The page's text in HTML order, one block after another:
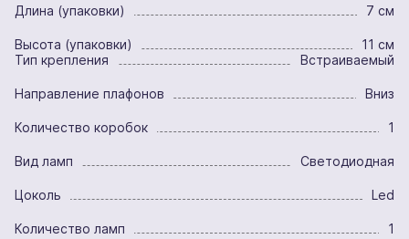
Длина (упаковки) 7 см
Высота (упаковки)
11 см
Тип крепления
Встраиваемый
Направление плафонов Вниз
Количество коробок 1
Вид ламп Светодиодная
Цоколь Led
Количество ламп 1